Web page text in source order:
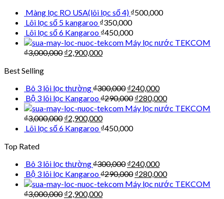
Màng lọc RO USA(lõi lọc số 4) ₫500,000
Lõi lọc số 5 kangaroo ₫350,000
Lõi lọc số 6 Kangaroo ₫450,000
Máy lọc nước TEKCOM
₫3,000,000 ₫2,900,000
Best Selling
Bô 3 lõi lọc thường₫300,000 ₫240,000
Bộ 3 lõi lọc Kangaroo₫290,000 ₫280,000
Máy lọc nước TEKCOM
₫3,000,000 ₫2,900,000
Lõi lọc số 6 Kangaroo ₫450,000
Top Rated
Bô 3 lõi lọc thường₫300,000 ₫240,000
Bộ 3 lõi lọc Kangaroo₫290,000 ₫280,000
Máy lọc nước TEKCOM
₫3,000,000 ₫2,900,000